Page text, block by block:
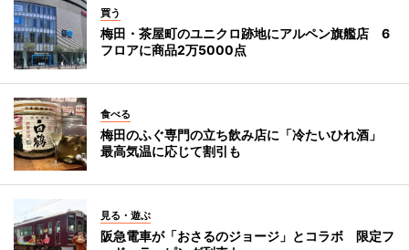
買う
梅田・茶屋町のユニクロ跡地にアルペン旗艦店 6
フロアに商品2万5000点
食べる
梅田のふぐ専門の立ち飲み店に「冷たいひれ酒」
最高気温に応じて割引も
見る・遊ぶ
阪急電車が「おさるのジョージ」とコラボ 限定フ